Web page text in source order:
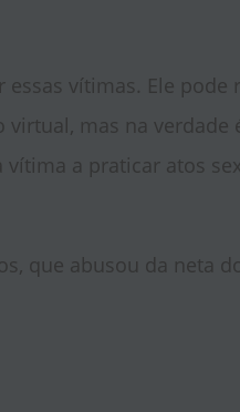
vítimas. Ele pode
mas na verdade
a praticar atos
que abusou da neta